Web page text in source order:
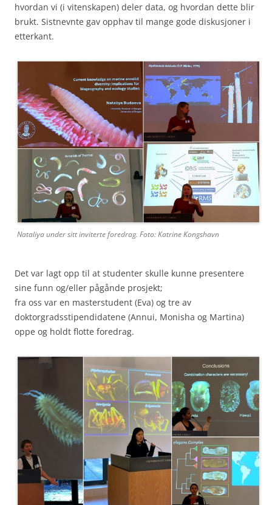
hvordan vi (i vitenskapen) deler data, og hvordan dette blir
brukt. Sistnevnte gav opphav til mange gode diskusjoner i
etterkant.
Nataliya under sitt inviterte foredrag. Foto: Katrine Kongshavn
Det var lagt opp til at studenter skulle kunne presentere
sine funn og/eller pågånde prosjekt;
fra oss var en masterstudent (Eva) og tre av
doktorgradsstipendidatene (Annui, Monisha og Martina)
oppe og holdt flotte foredrag.